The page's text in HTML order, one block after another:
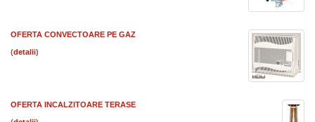
OFERTA CONVECTOARE PE GAZ
( )
OFERTA INCALZITOARE TERASE